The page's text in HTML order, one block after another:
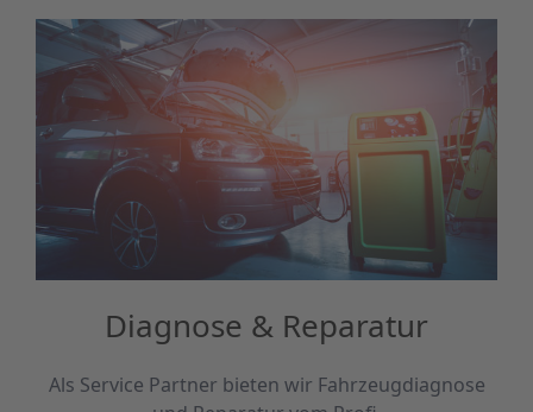
Diagnose & Reparatur
Als Service Partner bieten wir Fahrzeugdiagnose